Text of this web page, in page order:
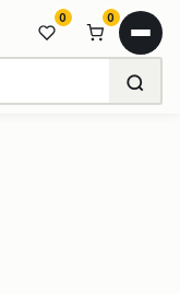
0 0